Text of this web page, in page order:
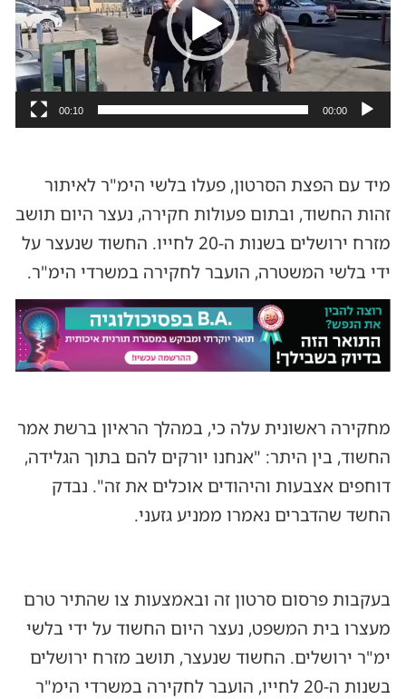
00:00
00:10
מיד עם הפצת הסרטון, פעלו בלשי הימ"ר לאיתור
זהות החשוד, ובתום פעולות חקירה, נעצר היום תושב
מזרח ירושלים בשנות ה-20 לחייו. החשוד שנעצר על
ידי בלשי המשטרה, הועבר לחקירה במשרדי הימ"ר.
מחקירה ראשונית עלה כי, במהלך הראיון ברשת אמר
החשוד, בין היתר: "אנחנו יורקים להם בתוך הגלידה,
דוחפים אצבעות והיהודים אוכלים את זה". נבדק
החשד שהדברים נאמרו ממניע גזעני.
בעקבות פרסום סרטון זה ובאמצעות צו שהתיר טרם
מעצרו בית המשפט, נעצר היום החשוד על ידי בלשי
ימ"ר ירושלים. החשוד שנעצר, תושב מזרח ירושלים
בשנות ה-20 לחייו, הועבר לחקירה במשרדי הימ"ר